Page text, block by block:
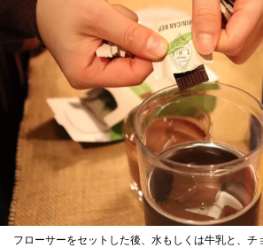
フローサーをセットした後、水もしくは牛乳と、チ